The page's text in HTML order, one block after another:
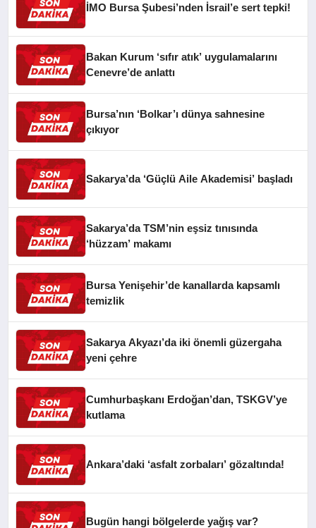
İMO Bursa Şubesi’nden İsrail’e sert tepki!
Bakan Kurum ‘sıfır atık’ uygulamalarını
Cenevre’de anlattı
Bursa’nın ‘Bolkar’ı dünya sahnesine
çıkıyor
Sakarya’da ‘Güçlü Aile Akademisi’ başladı
Sakarya’da TSM’nin eşsiz tınısında
‘hüzzam’ makamı
Bursa Yenişehir’de kanallarda kapsamlı
temizlik
Sakarya Akyazı’da iki önemli güzergaha
yeni çehre
Cumhurbaşkanı Erdoğan’dan, TSKGV’ye
kutlama
Ankara’daki ‘asfalt zorbaları’ gözaltında!
Bugün hangi bölgelerde yağış var?